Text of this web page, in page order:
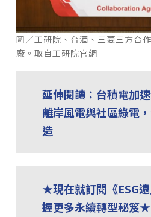
圖／工研院、台酒、三菱三方合
廠。取自工研院官網
延伸閱讀：台積電加
離岸風電與社區綠電
造
★現在就訂閱《ESG
握更多永續轉型秘笈★